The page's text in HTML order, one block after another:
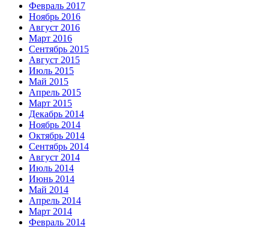
Февраль 2017
Ноябрь 2016
Август 2016
Март 2016
Сентябрь 2015
Август 2015
Июль 2015
Май 2015
Апрель 2015
Март 2015
Декабрь 2014
Ноябрь 2014
Октябрь 2014
Сентябрь 2014
Август 2014
Июль 2014
Июнь 2014
Май 2014
Апрель 2014
Март 2014
Февраль 2014